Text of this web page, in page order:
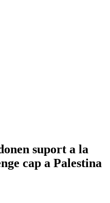
suport a la
cap a Palestina